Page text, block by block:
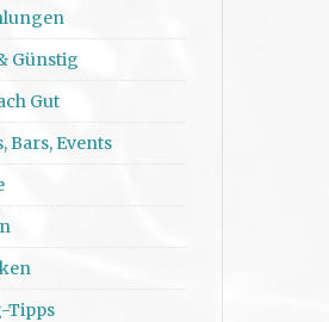
Günstig
Gut
Bars, Events
Tipps